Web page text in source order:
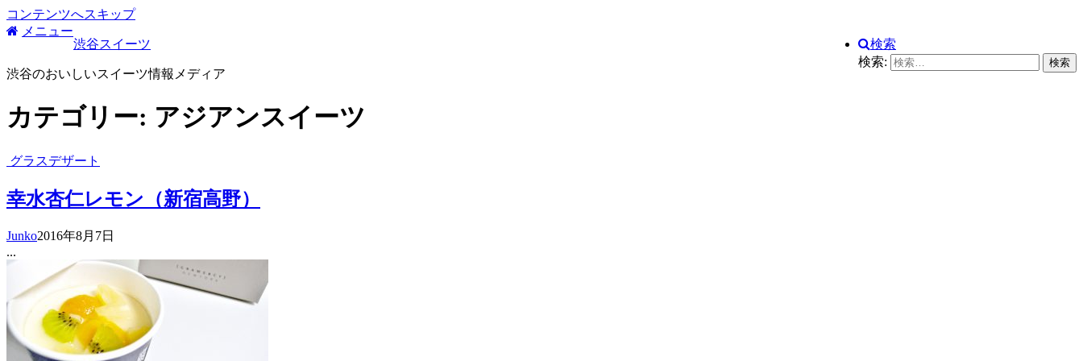
コンテンツへスキップ
メニュー
検索
検索:
渋谷スイーツ
渋谷のおいしいスイーツ情報メディア
カテゴリー: アジアンスイーツ
グラスデザート
幸水杏仁レモン（新宿高野）
Junko2016年8月7日
...